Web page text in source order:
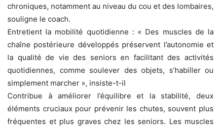
chroniques, notamment au niveau du cou et des lombaires,
souligne le coach.
Entretient la mobilité quotidienne : « Des muscles de la
chaîne postérieure développés préservent l’autonomie et
la qualité de vie des seniors en facilitant des activités
quotidiennes, comme soulever des objets, s’habiller ou
simplement marcher », insiste-t-il
Contribue à améliorer l’équilibre et la stabilité, deux
éléments cruciaux pour prévenir les chutes, souvent plus
fréquentes et plus graves chez les seniors. Les muscles